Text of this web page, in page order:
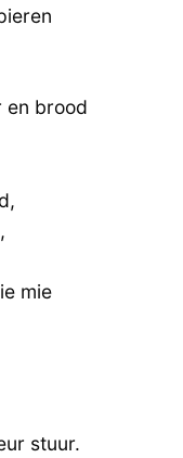
en brood
mie
stuur.